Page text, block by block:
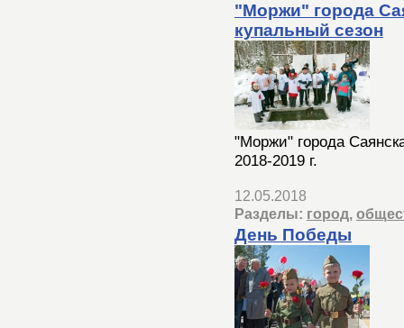
"Моржи" города
купальный сезон
"Моржи" города
2018-2019 г.
12.05.2018
Разделы: город,
День Победы